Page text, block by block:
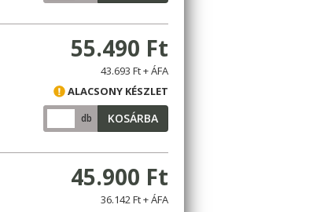
55.490 Ft
43.693 Ft + ÁFA
ALACSONY KÉSZLET
db KOSÁRBA
45.900 Ft
36.142 Ft + ÁFA